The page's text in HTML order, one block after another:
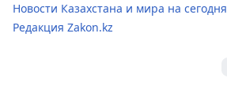
Новости Казахстана и мира на сегодня
Редакция Zakon.kz